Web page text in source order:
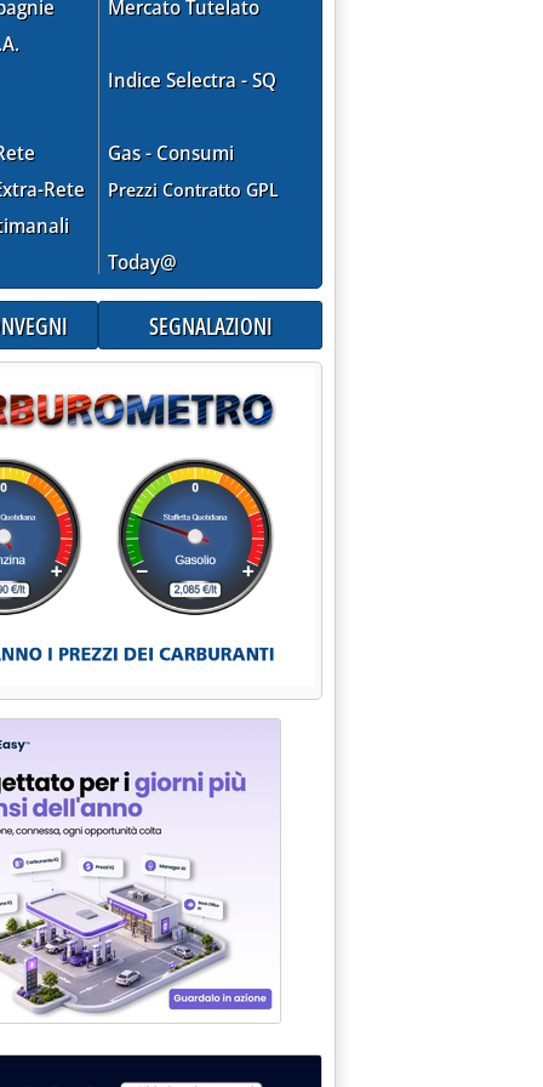
Rete
Mercato Tutelato
Indice Selectra - SQ
Gas - Consumi
Prezzi Contratto GPL
Today@
SEGNALAZIONI